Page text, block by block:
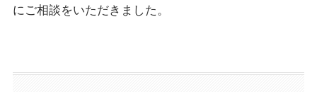
にご相談をいただきました。